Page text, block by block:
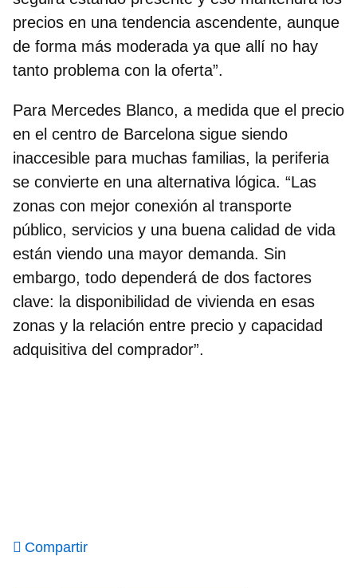
precios en una tendencia ascendente, aunque
de forma más moderada ya que allí no hay
tanto problema con la oferta”.
Para Mercedes Blanco, a medida que el precio
en el centro de Barcelona sigue siendo
inaccesible para muchas familias, la periferia
se convierte en una alternativa lógica. “Las
zonas con mejor conexión al transporte
público, servicios y una buena calidad de vida
están viendo una mayor demanda. Sin
embargo, todo dependerá de dos factores
clave: la disponibilidad de vivienda en esas
zonas y la relación entre precio y capacidad
adquisitiva del comprador”.
Compartir